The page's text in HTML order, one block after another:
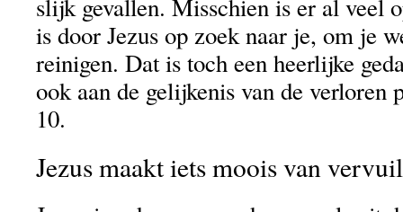
slijk gevallen. Misschien is er al veel
is door Jezus op zoek naar je, om je
reinigen. Dat is toch een heerlijke
ook aan de gelijkenis van de verloren
10.
Jezus maakt iets moois van